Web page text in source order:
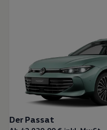
Der Passat